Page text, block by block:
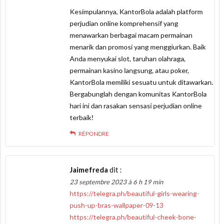
Kesimpulannya, KantorBola adalah platform
perjudian online komprehensif yang
menawarkan berbagai macam permainan
menarik dan promosi yang menggiurkan. Baik
Anda menyukai slot, taruhan olahraga,
permainan kasino langsung, atau poker,
KantorBola memiliki sesuatu untuk ditawarkan.
Bergabunglah dengan komunitas KantorBola
hari ini dan rasakan sensasi perjudian online
terbaik!
RÉPONDRE
Jaimefreda dit :
23 septembre 2023 à 6 h 19 min
https://telegra.ph/beautiful-girls-wearing-
push-up-bras-wallpaper-09-13
https://telegra.ph/beautiful-cheek-bone-